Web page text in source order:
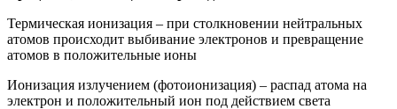
Термическая ионизация – при столкновении нейтральных
атомов происходит выбивание электронов и превращение
атомов в положительные ионы
Ионизация излучением (фотоионизация) – распад атома на
электрон и положительный ион под действием света